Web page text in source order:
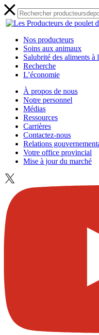
Nos producteurs
Soins aux animaux
Salubrité des aliments à
Recherche
L’économie
À propos de nous
Notre personnel
Médias
Ressources
Carrières
Contactez-nous
Relations
Votre office provincial
Mise à jour du marché